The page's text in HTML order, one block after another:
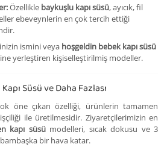
Özellikle baykuşlu kapı süsü, ayıcık, fil
ebeveynlerin en çok tercih ettiği
ismini veya hoşgeldin bebek kapı süsü
yerleştiren kişiselleştirilmiş modeller.
Süsü ve Daha Fazlası
öne çıkan özelliği, ürünlerin tamamen
ile üretilmesidir. Ziyaretçilerimizin en
kapı süsümodelleri, sıcak dokusu ve 3
bir hava katar.